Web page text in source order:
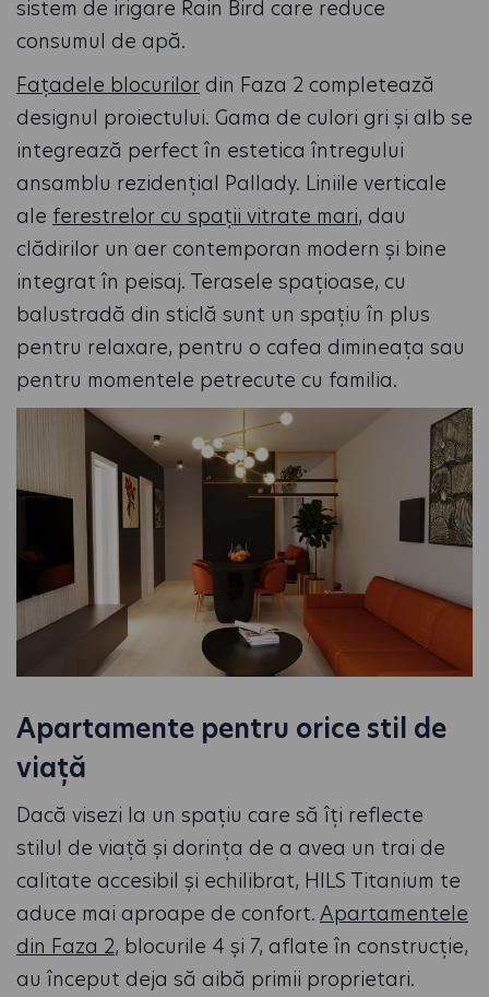
sistem de irigare Rain Bird care reduce
consumul de apă.
Fațadele blocurilor din Faza 2 completează
designul proiectului. Gama de culori gri și alb se
integrează perfect în estetica întregului
ansamblu rezidențial Pallady. Liniile verticale
ale ferestrelor cu spații vitrate mari, dau
clădirilor un aer contemporan modern și bine
integrat în peisaj. Terasele spațioase, cu
balustradă din sticlă sunt un spațiu în plus
pentru relaxare, pentru o cafea dimineața sau
pentru momentele petrecute cu familia.
Apartamente pentru orice stil de
viață
Dacă visezi la un spațiu care să îți reflecte
stilul de viață și dorința de a avea un trai de
calitate accesibil și echilibrat, HILS Titanium te
aduce mai aproape de confort. Apartamentele
din Faza 2, blocurile 4 și 7, aflate în construcție,
au început deja să aibă primii proprietari.